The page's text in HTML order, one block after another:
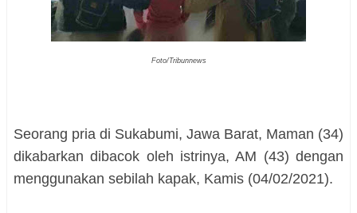
Foto/Tribunnews
Seorang pria di Sukabumi, Jawa Barat, Maman (34)
dikabarkan dibacok oleh istrinya, AM (43) dengan
menggunakan sebilah kapak, Kamis (04/02/2021).